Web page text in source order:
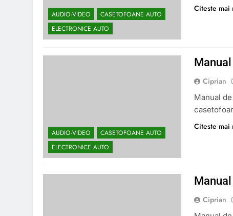
AUDIO-VIDEO
CASETOFOANE AUTO
ELECTRONICE AUTO
Citeste mai
AUDIO-VIDEO
CASETOFOANE AUTO
ELECTRONICE AUTO
Ciprian
Manual
Citeste mai
Ciprian